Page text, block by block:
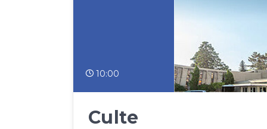
10:00
Culte